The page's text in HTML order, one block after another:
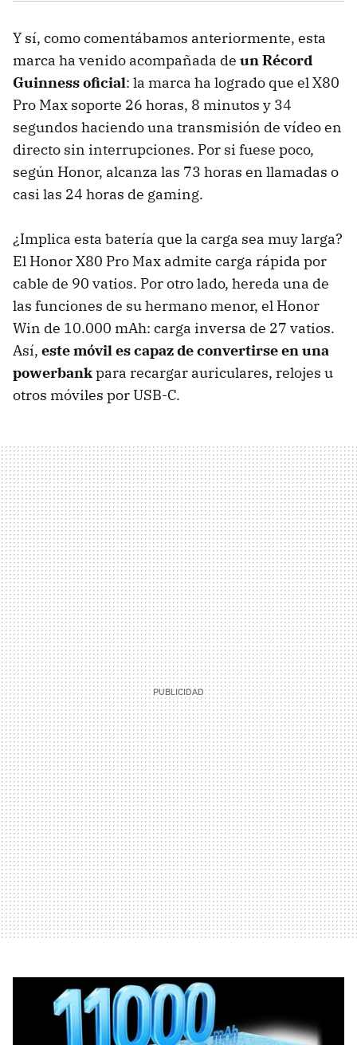
Y sí, como comentábamos anteriormente, esta
marca ha venido acompañada de un Récord
Guinness oficial: la marca ha logrado que el X80
Pro Max soporte 26 horas, 8 minutos y 34
segundos haciendo una transmisión de vídeo en
directo sin interrupciones. Por si fuese poco,
según Honor, alcanza las 73 horas en llamadas o
casi las 24 horas de gaming.
¿Implica esta batería que la carga sea muy larga?
El Honor X80 Pro Max admite carga rápida por
cable de 90 vatios. Por otro lado, hereda una de
las funciones de su hermano menor, el Honor
Win de 10.000 mAh: carga inversa de 27 vatios.
Así, este móvil es capaz de convertirse en una
powerbankpara recargar auriculares, relojes u
otros móviles por USB-C.